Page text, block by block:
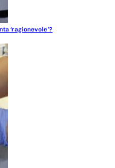
‘ragionevole’?